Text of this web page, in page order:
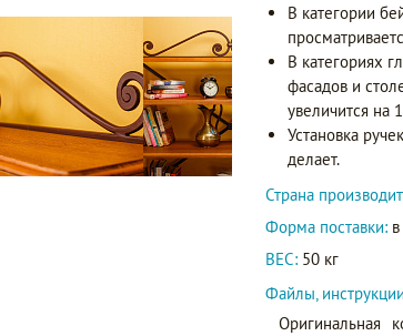
В категории
В категориях
фасадов и
увеличится на
Установка
делает.
Страна
Форма поставки:
ВЕС: 50 кг
Файлы,
Оригинальная